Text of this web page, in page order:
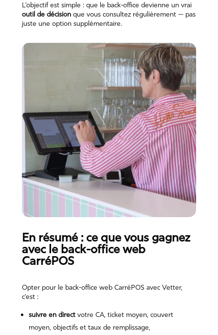
L’objectif est simple : que le back-office devienne un vrai
outil de décisionque vous consultez régulièrement — pas
juste une option supplémentaire.
En résumé : ce que vous gagnez
avec le back-office web
CarréPOS
Opter pour le back-office web CarréPOS avec Vetter,
c’est :
suivre en directvotre CA, ticket moyen, couvert
moyen, objectifs et taux de remplissage,